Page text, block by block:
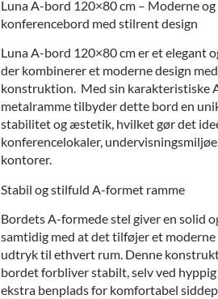
Luna A-bord 120×80 cm – Moderne
konferencebord med stilrent design
Luna A-bord 120×80 cm er et elegant
der kombinerer et moderne design
konstruktion. Med sin karakteristiske
metalramme tilbyder dette bord en
stabilitet og æstetik, hvilket gør det
konferencelokaler,
kontorer.
Stabil og stilfuld A-formet ramme
Bordets A-formede stel giver en solid
samtidig med at det tilføjer et
udtryk til ethvert rum. Denne
bordet forbliver stabilt, selv ved hyppig
ekstra benplads for komfortabel